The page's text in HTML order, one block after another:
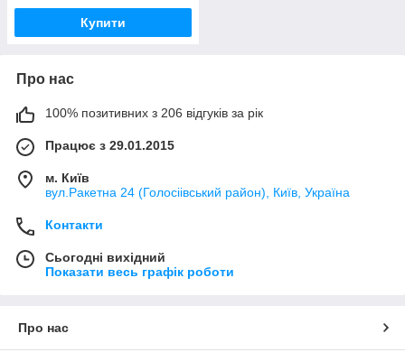
Купити
Про нас
100% позитивних з 206 відгуків за рік
Працює з 29.01.2015
м. Київ
вул.Ракетна 24 (Голосіівський район), Київ, Україна
Контакти
Сьогодні вихідний
Показати весь графік роботи
Про нас